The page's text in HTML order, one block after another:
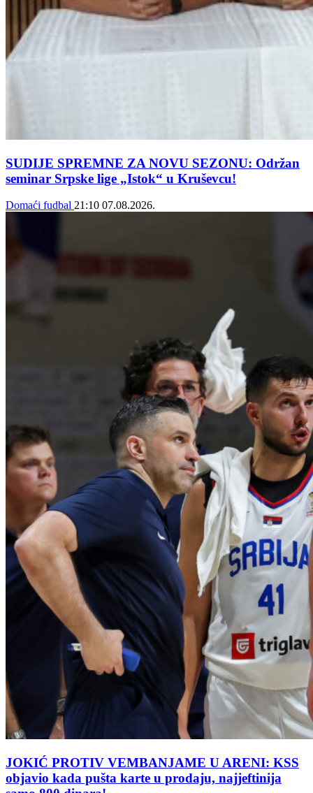
SUDIJE SPREMNE ZA NOVU SEZONU: Održan
seminar Srpske lige „Istok“ u Kruševcu!
Domaći fudbal 21:10 07.08.2026.
JOKIĆ PROTIV VEMBANJAME U ARENI: KSS
objavio kada pušta karte u prodaju, najjeftinija